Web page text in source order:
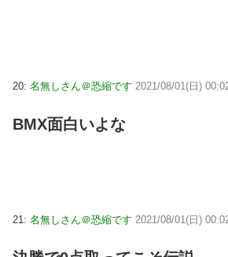
20: 名無しさん＠恐縮です 2021/08/01(日)
BMX面白いよな
21: 名無しさん＠恐縮です 2021/08/01(日)